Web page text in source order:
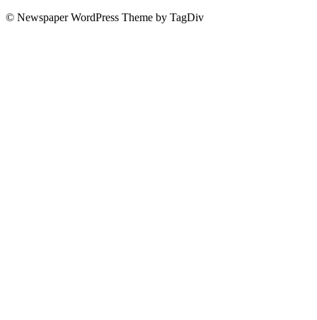
© Newspaper WordPress Theme by TagDiv